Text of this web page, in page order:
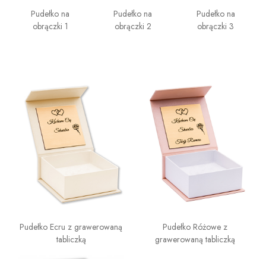
Pudełko na
obrączki 1
Pudełko na
obrączki 2
Pudełko na
obrączki 3
Pudełko Ecru z grawerowaną
tabliczką
Pudełko Różowe z
grawerowaną tabliczką